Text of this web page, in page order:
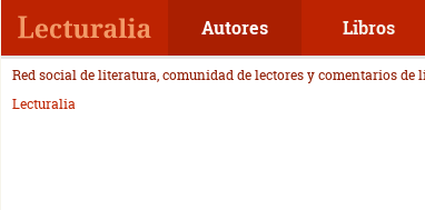
Autores Libros
Red social de literatura, comunidad de lectores y comentarios de
Lecturalia